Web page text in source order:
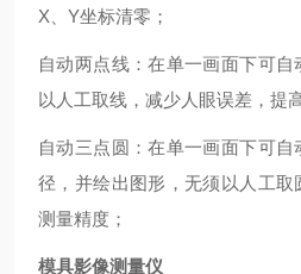
X、Y坐标清零；
自动两点线：在单一画面下可
以人工取线，减少人眼误差，提
自动三点圆：在单一画面下可
径，并绘出图形，无须以人工
测量精度；
模具影像测量仪